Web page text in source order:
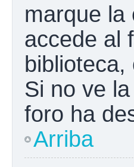
marque la
accede al
Si no ve
foro ha
Arriba